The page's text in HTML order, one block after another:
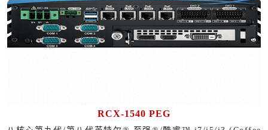
RCX-1540 PEG